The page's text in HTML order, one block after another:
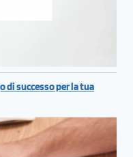
di successo per la tua